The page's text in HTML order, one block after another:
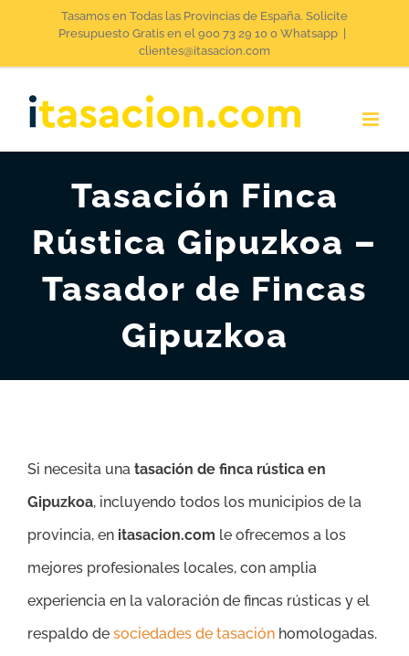
Tasamos en Todas las Provincias de España. Solicite
Presupuesto Gratis en el 900 73 29 10 o Whatsapp
clientes@itasacion.com
Tasación Finca
Rústica Gipuzkoa –
Tasador de Fincas
Gipuzkoa
Si necesita una tasación de finca rústica en
Gipuzkoa, incluyendo todos los municipios de la
provincia, en itasacion.com le ofrecemos a los
mejores profesionales locales, con amplia
experiencia en la valoración de fincas rústicas y el
respaldo de sociedades de tasación homologadas.